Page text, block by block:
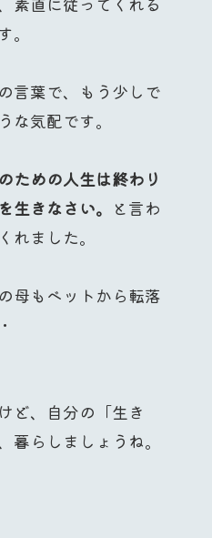
言葉で、もう少しで
な気配です。
ための人生は終わり
生きなさい。 と言わ
れました。
母もベットから転落
ど、自分の「生き
暮らしましょうね。